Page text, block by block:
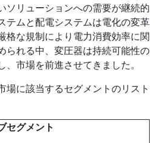
ソリューションへの需要が継続的
テムと配電システムは電化の変革
格な規制により電力消費効率に関
られる中、変圧器は持続可能性の
市場を前進させてきました。
場に該当するセグメントのリスト
セグメント